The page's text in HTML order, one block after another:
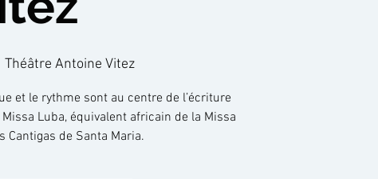
Théâtre Antoine Vitez
et le rythme sont au centre de l’écriture
Luba, équivalent africain de la Missa
Cantigas de Santa Maria.